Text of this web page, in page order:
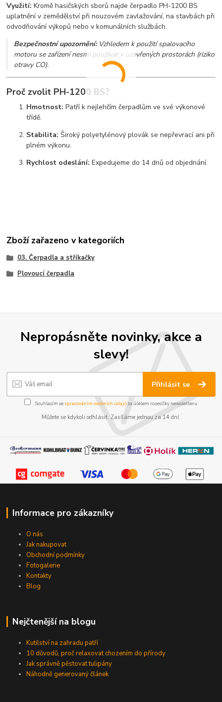
Využití: Kromě hasičských sborů najde čerpadlo PH-1200 BS
uplatnění v zemědělství při nouzovém zavlažování, na stavbách při
odvodňování výkopů nebo v komunálních službách.
Bezpečnostní upozornění:Vzhledem k použití spalovacího
motoru se zařízení nesmí používat v uzavřených prostorách (riziko
otravy CO).
Proč zvolit PH-1200 BS?
Hmotnost: Patří k nejlehčím čerpadlům ve své výkonové
třídě.
Stabilita: Široký polyetylénový plovák se nepřevrací ani při
plném výkonu.
Rychlost odeslání: Expedujeme do 14 dnů od objednání.
Zboží zařazeno v kategoriích
03. Čerpadla a stříkačky
Plovoucí čerpadla
Nepropásněte novinky, akce a
slevy!
Přihlásit se
Souhlasím se zpracováním osobních údajůza účelem rozesílky newsletteru.
Můžete se kdykoli odhlásit. Zasíláme jednou za 14 dní.
Informace pro zákazníky
O nás
Jak nakupovat
Obchodní podmínky
Fotogalerie
Kontakty
Blog
Nejčtenější na blogu
Kutilství na zahradu patří
10 důvodů, proč relaxovat chozením do přírody
Jak správně pěstovat tulipány
Náhodně generovaný článek